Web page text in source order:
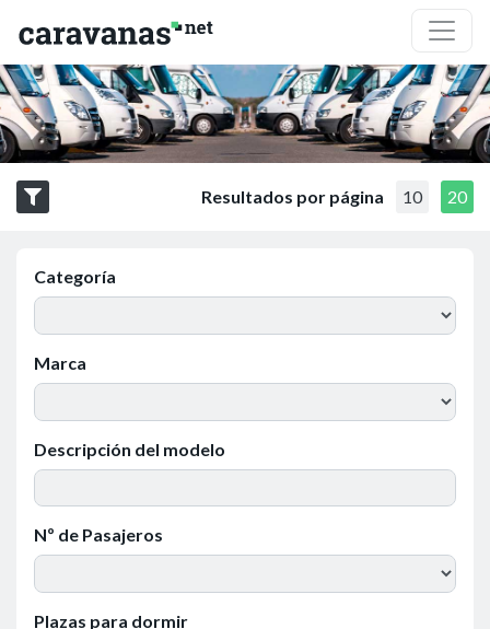
Resultados por página 10 20
Categoría
Marca
Descripción del modelo
Nº de Pasajeros
Plazas para dormir